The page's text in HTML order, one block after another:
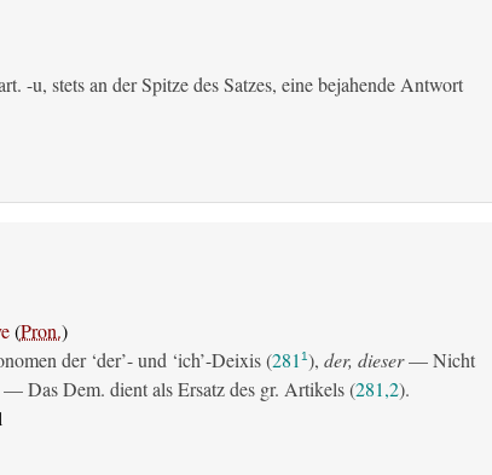
-u, stets an der Spitze des Satzes, eine bejahende Antwort
(Pron.)
der ‘der’- und ‘ich’-Deixis (281 1), der, dieser— Nicht
Das Dem. dient als Ersatz des gr. Artikels (281,2).